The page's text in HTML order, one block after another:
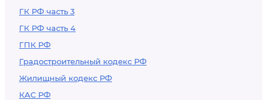
ГК РФ часть 3
ГК РФ часть 4
ГПК РФ
Градостроительный кодекс РФ
Жилищный кодекс РФ
КАС РФ